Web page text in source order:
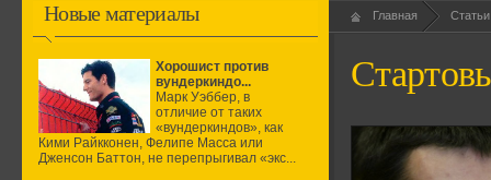
Новые материалы
Хорошист против
вундеркиндо...
Марк Уэббер, в
отличие от таких
«вундеркиндов», как
Кими Райкконен, Фелипе Масса или
Дженсон Баттон, не перепрыгивал «экс...
Главная